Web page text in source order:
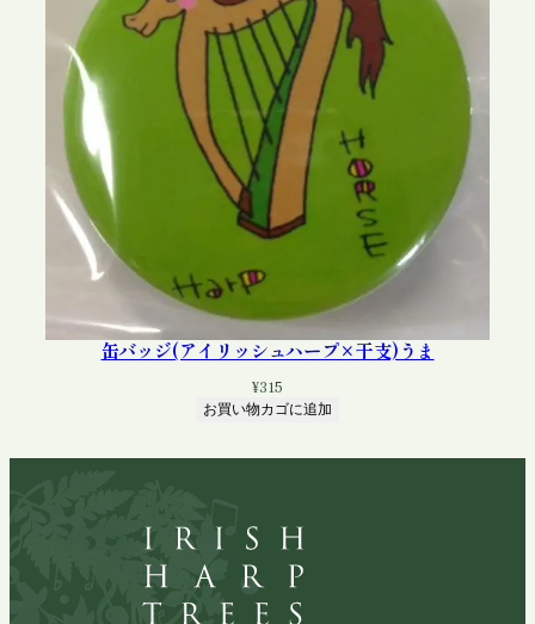
缶バッジ(アイリッシュハープ×干支)うま
¥315
お買い物カゴに追加